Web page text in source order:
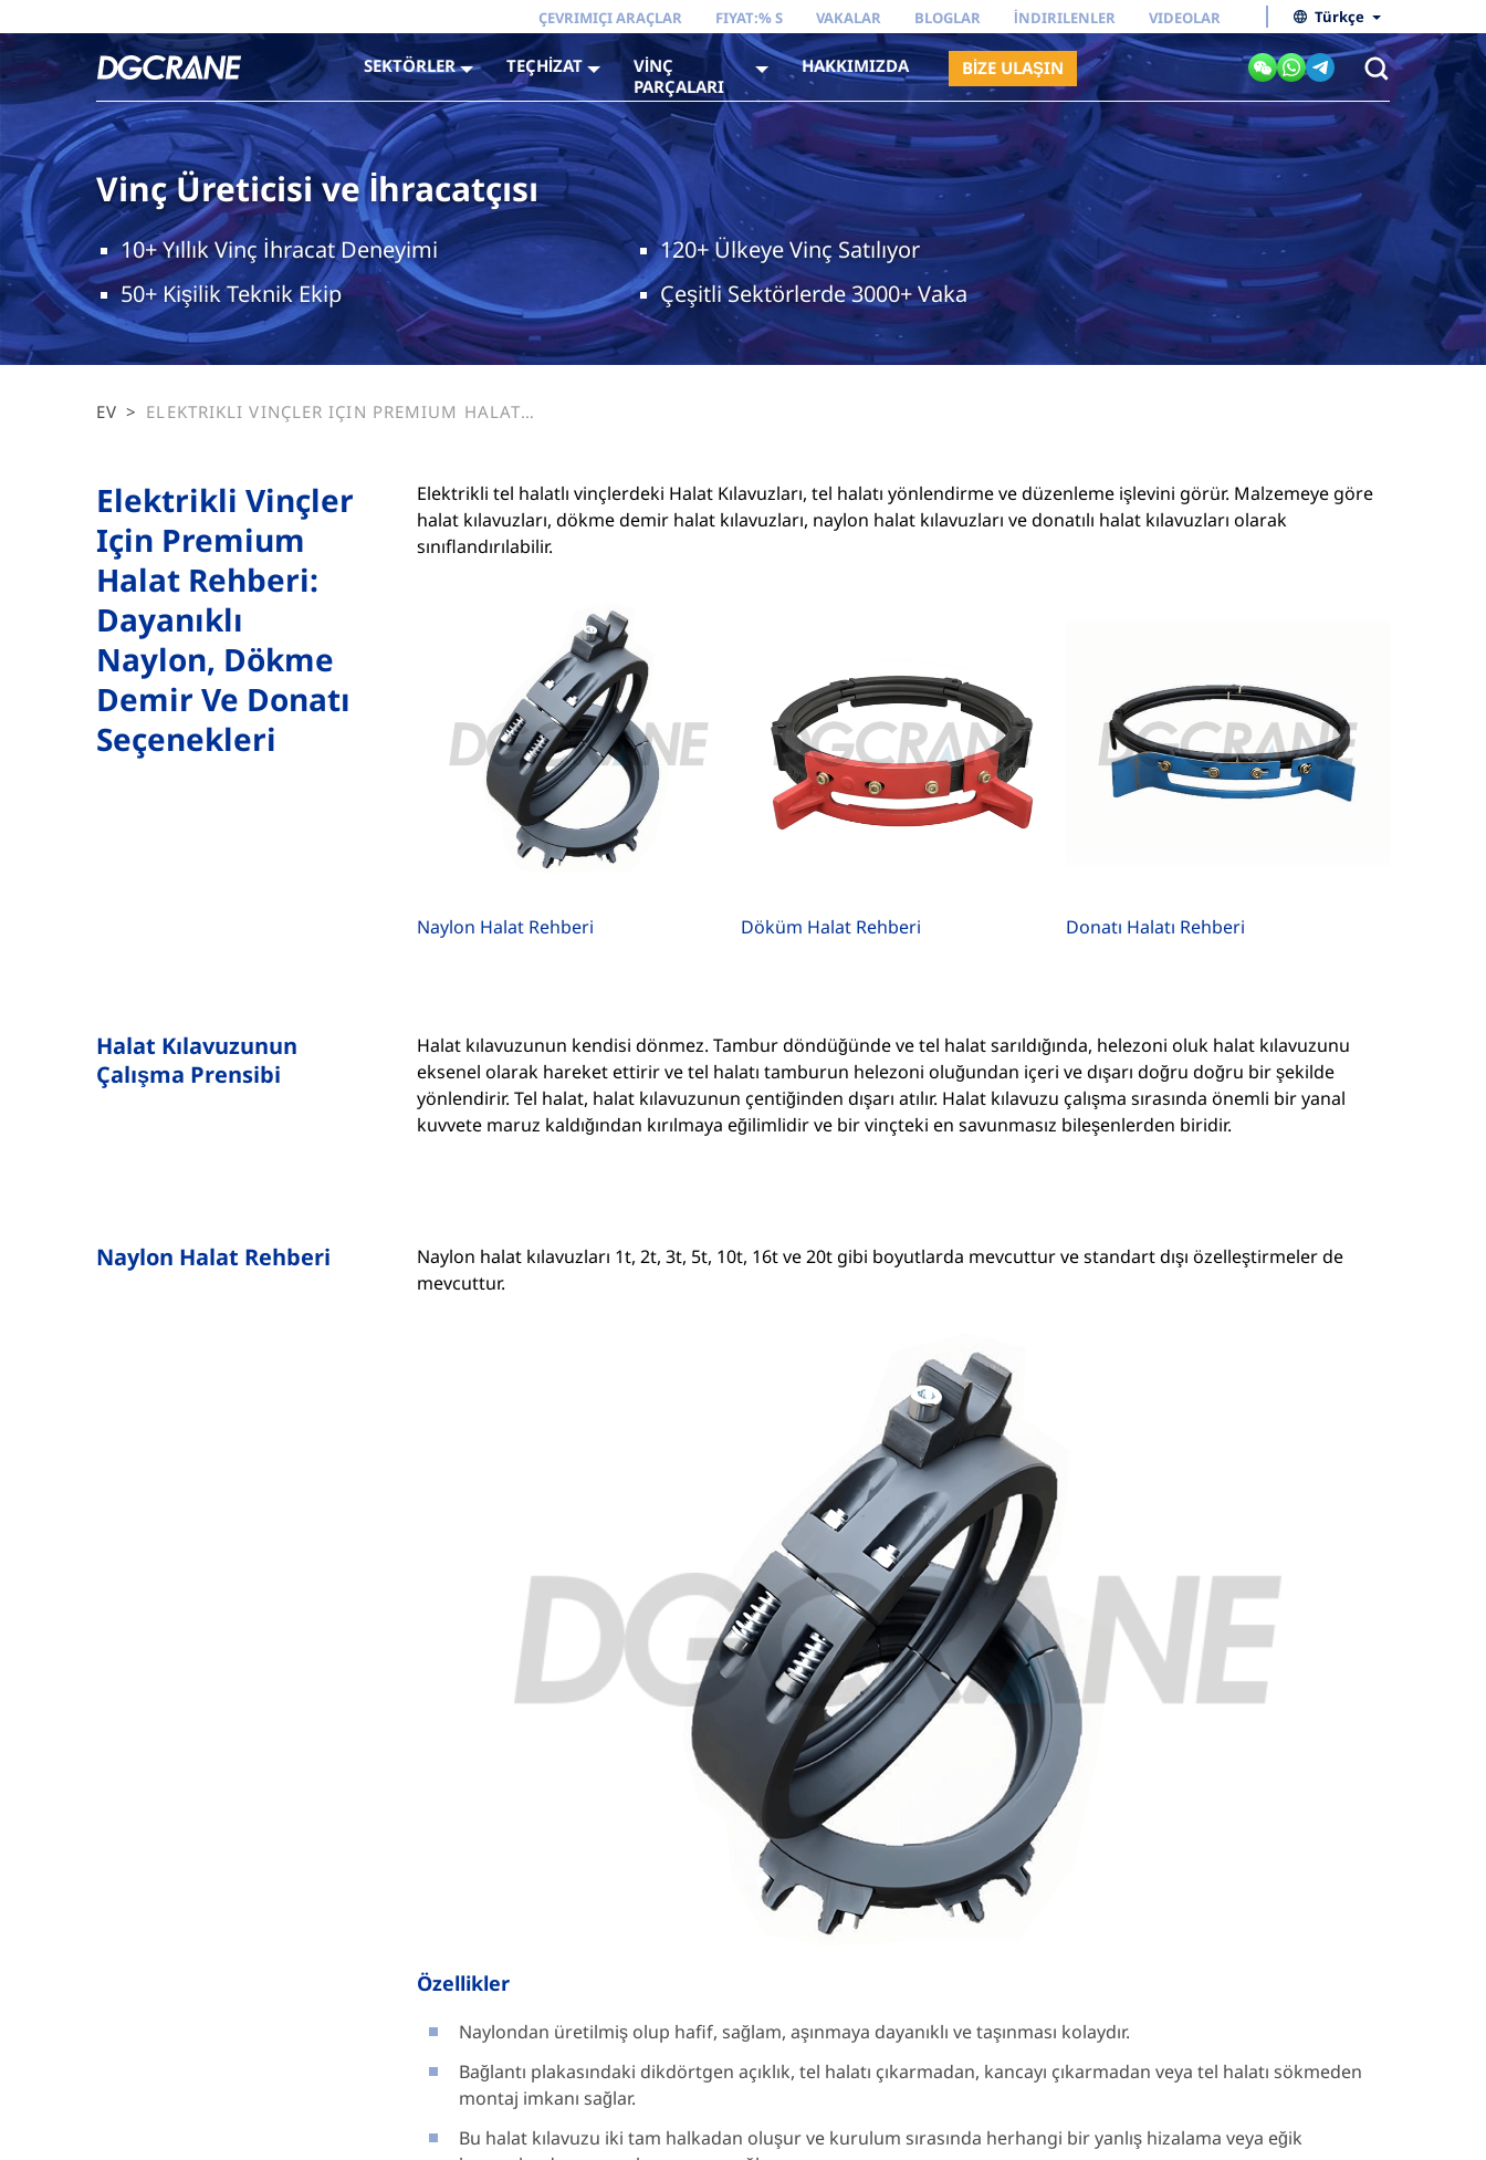
Türkçe
ÇEVRIMIÇI ARAÇLAR FIYAT:% S VAKALAR BLOGLAR İNDIRILENLER VIDEOLAR
SEKTÖRLER TEÇHİZAT
VİNÇ
PARÇALARI
HAKKIMIZDA BİZE ULAŞIN
Vinç Üreticisi ve İhracatçısı
10+ Yıllık Vinç İhracat Deneyimi
120+ Ülkeye Vinç Satılıyor
50+ Kişilik Teknik Ekip
Çeşitli Sektörlerde 3000+ Vaka
EV > ELEKTRIKLI VINÇLER IÇIN PREMIUM HALAT
Elektrikli Vinçler
Için Premium
Halat Rehberi:
Dayanıklı
Naylon, Dökme
Demir Ve Donatı
Seçenekleri
Elektrikli tel halatlı vinçlerdeki Halat Kılavuzları, tel halatı yönlendirme ve düzenleme işlevini görür. Malzemeye göre
halat kılavuzları, dökme demir halat kılavuzları, naylon halat kılavuzları ve donatılı halat kılavuzları olarak
sınıflandırılabilir.
Naylon Halat Rehberi Döküm Halat Rehberi Donatı Halatı Rehberi
Halat Kılavuzunun
Çalışma Prensibi
Halat kılavuzunun kendisi dönmez. Tambur döndüğünde ve tel halat sarıldığında, helezoni oluk halat kılavuzunu
eksenel olarak hareket ettirir ve tel halatı tamburun helezoni oluğundan içeri ve dışarı doğru doğru bir şekilde
yönlendirir. Tel halat, halat kılavuzunun çentiğinden dışarı atılır. Halat kılavuzu çalışma sırasında önemli bir yanal
kuvvete maruz kaldığından kırılmaya eğilimlidir ve bir vinçteki en savunmasız bileşenlerden biridir.
Naylon Halat Rehberi
Naylon halat kılavuzları 1t, 2t, 3t, 5t, 10t, 16t ve 20t gibi boyutlarda mevcuttur ve standart dışı özelleştirmeler de
mevcuttur.
Özellikler
Naylondan üretilmiş olup hafif, sağlam, aşınmaya dayanıklı ve taşınması kolaydır.
Bağlantı plakasındaki dikdörtgen açıklık, tel halatı çıkarmadan, kancayı çıkarmadan veya tel halatı sökmeden
montaj imkanı sağlar.
Bu halat kılavuzu iki tam halkadan oluşur ve kurulum sırasında herhangi bir yanlış hizalama veya eğik